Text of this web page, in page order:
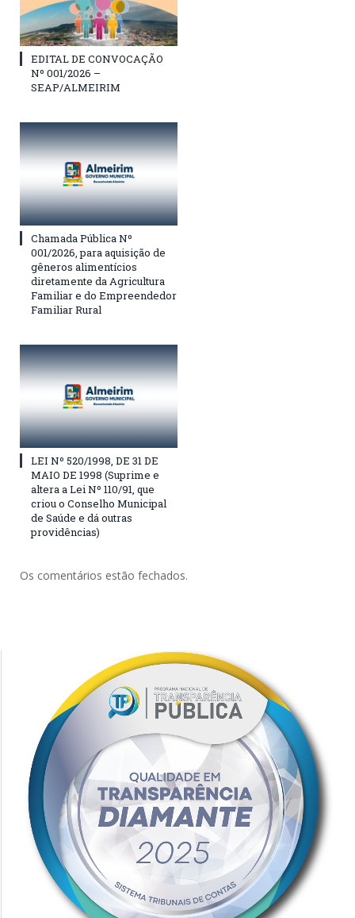
EDITAL DE CONVOCAÇÃO
Nº 001/2026 –
SEAP/ALMEIRIM
Chamada Pública Nº
001/2026, para aquisição de
gêneros alimentícios
diretamente da Agricultura
Familiar e do Empreendedor
Familiar Rural
LEI Nº 520/1998, DE 31 DE
MAIO DE 1998 (Suprime e
altera a Lei Nº 110/91, que
criou o Conselho Municipal
de Saúde e dá outras
providências)
Os comentários estão fechados.